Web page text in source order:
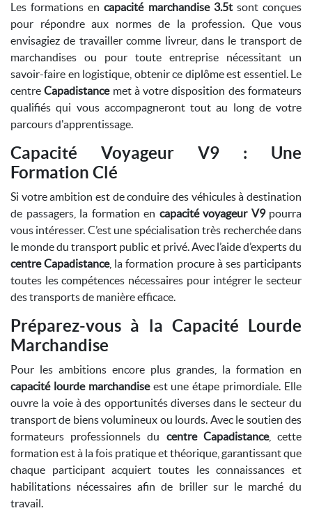
Les formations encapacité marchandise 3.5tsont conçues
pour répondre aux normes de la profession. Que vous
envisagiez de travailler comme livreur, dans le transport de
marchandises ou pour toute entreprise nécessitant un
savoir-faire en logistique, obtenir ce diplôme est essentiel. Le
centreCapadistancemet à votre disposition des formateurs
qualifiés qui vous accompagneront tout au long de votre
parcours d'apprentissage.
Capacité Voyageur V9 : Une
Formation Clé
Si votre ambition est de conduire des véhicules à destination
de passagers, la formation en capacité voyageur V9pourra
vous intéresser. C’est une spécialisation très recherchée dans
le monde du transport public et privé. Avec l’aide d’experts du
centre Capadistance, la formation procure à ses participants
toutes les compétences nécessaires pour intégrer le secteur
des transports de manière efficace.
Préparez-vous à la Capacité Lourde
Marchandise
Pour les ambitions encore plus grandes, la formation en
capacité lourde marchandiseest une étape primordiale. Elle
ouvre la voie à des opportunités diverses dans le secteur du
transport de biens volumineux ou lourds. Avec le soutien des
formateurs professionnels du centre Capadistance, cette
formation est à la fois pratique et théorique, garantissant que
chaque participant acquiert toutes les connaissances et
habilitations nécessaires afin de briller sur le marché du
travail.